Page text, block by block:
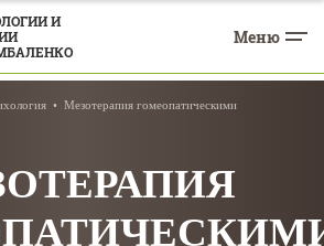
И
Меню
Мезотерапия гомеопатическими